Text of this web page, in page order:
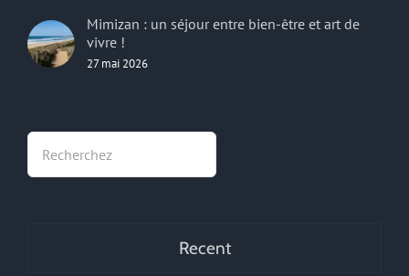
Mimizan : un séjour entre bien-être et art de
vivre !
27 mai 2026
Recent